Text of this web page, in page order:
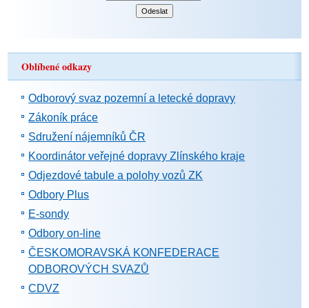
Oblíbené odkazy
Odborový svaz pozemní a letecké dopravy
Zákoník práce
Sdružení nájemníků ČR
Koordinátor veřejné dopravy Zlínského kraje
Odjezdové tabule a polohy vozů ZK
Odbory Plus
E-sondy
Odbory on-line
ČESKOMORAVSKÁ KONFEDERACE
ODBOROVÝCH SVAZŮ
CDVZ